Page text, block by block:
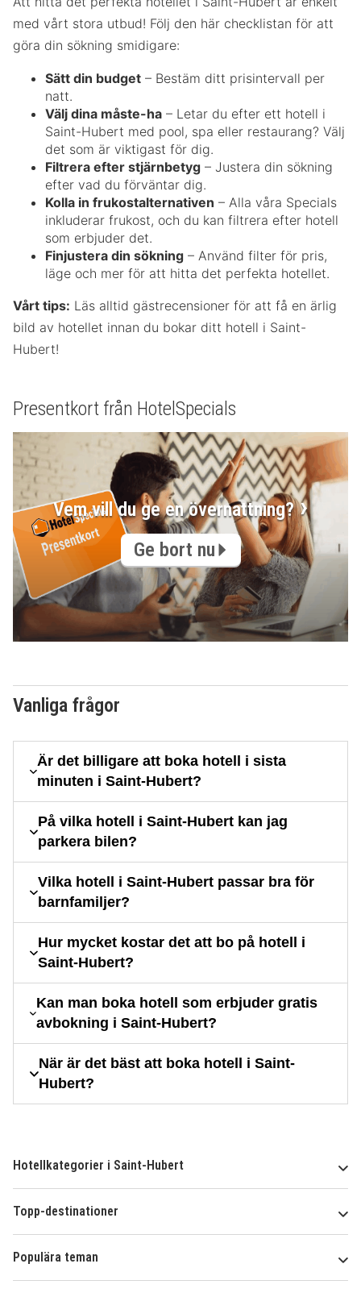
med vårt stora utbud! Följ den här checklistan för att
göra din sökning smidigare:
Sätt din budget – Bestäm ditt prisintervall per
natt.
Välj dina måste-ha – Letar du efter ett hotell i
Saint-Hubert med pool, spa eller restaurang? Välj
det som är viktigast för dig.
Filtrera efter stjärnbetyg – Justera din sökning
efter vad du förväntar dig.
Kolla in frukostalternativen – Alla våra Specials
inkluderar frukost, och du kan filtrera efter hotell
som erbjuder det.
Finjustera din sökning – Använd filter för pris,
läge och mer för att hitta det perfekta hotellet.
Vårt tips: Läs alltid gästrecensioner för att få en ärlig
bild av hotellet innan du bokar ditt hotell i Saint-
Hubert!
Presentkort från HotelSpecials
Vem vill du ge en övernattning?
Ge bort nu
Vanliga frågor
Är det billigare att boka hotell i sista
minuten i Saint-Hubert?
På vilka hotell i Saint-Hubert kan jag
parkera bilen?
Vilka hotell i Saint-Hubert passar bra för
barnfamiljer?
Hur mycket kostar det att bo på hotell i
Saint-Hubert?
Kan man boka hotell som erbjuder gratis
avbokning i Saint-Hubert?
När är det bäst att boka hotell i Saint-
Hubert?
Hotellkategorier i Saint-Hubert
Topp-destinationer
Populära teman